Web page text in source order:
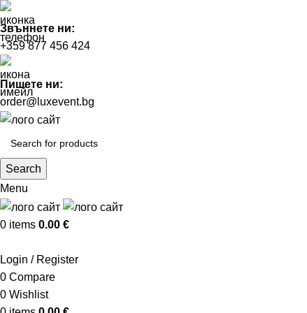
Звъннете ни:
+359 877 456 424
Пишете ни:
order@luxevent.bg
Search
Menu
0 items 0.00 €
Login / Register
0 Compare
0 Wishlist